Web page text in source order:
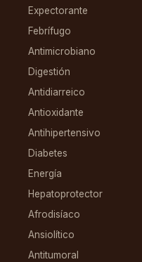
Expectorante
Febrífugo
Antimicrobiano
Digestión
Antidiarreico
Antioxidante
Antihipertensivo
Diabetes
Energía
Hepatoprotector
Afrodisíaco
Ansiolítico
Antitumoral